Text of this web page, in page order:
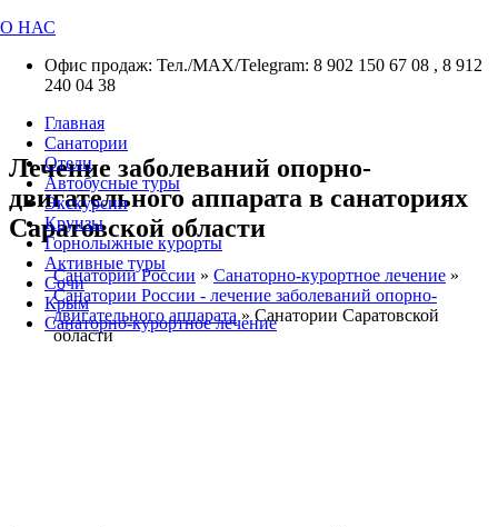
О НАС
Офис продаж: Тел./МАХ/Telegram: 8 902 150 67 08 , 8 912
240 04 38
Главная
Санатории
Отели
Автобусные туры
Экскурсии
Круизы
Горнолыжные курорты
Активные туры
Сочи
Крым
Санаторно-курортное лечение
Лечение заболеваний опорно-
двигательного аппарата в санаториях
Саратовской области
Санатории России » Санаторно-курортное лечение »
Санатории России - лечение заболеваний опорно-
двигательного аппарата » Санатории Саратовской
области